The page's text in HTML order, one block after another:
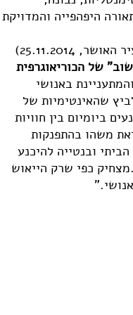
היפהפייה והמדויקת
האושר, 25.11.2014)
של הכוריאוגרפית
באנושי
שהאינטימיות של
ביומיום בין חוויות
משהו בהתפנקות
ובנטייה להיכנע
כפי שרק הייאוש